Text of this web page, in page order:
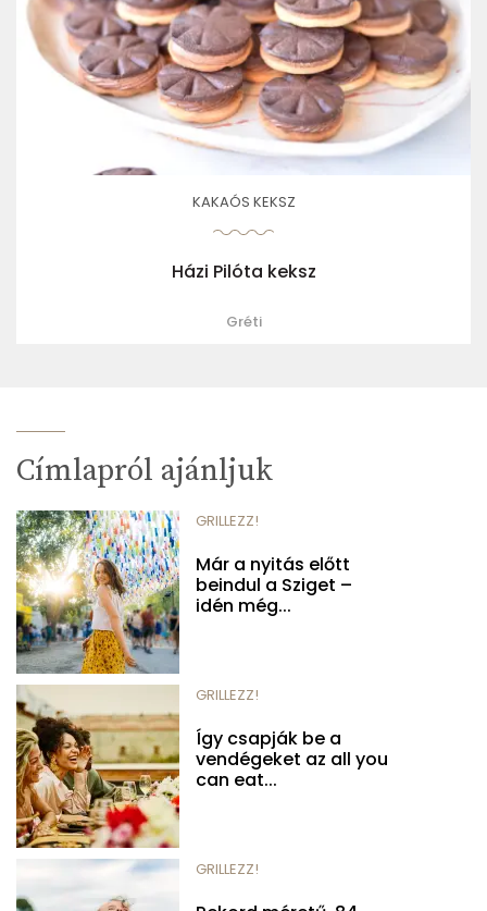
KAKAÓS KEKSZ
Házi Pilóta keksz
Gréti
Címlapról ajánljuk
GRILLEZZ!
Már a nyitás előtt
beindul a Sziget –
idén még...
GRILLEZZ!
Így csapják be a
vendégeket az all you
can eat...
GRILLEZZ!